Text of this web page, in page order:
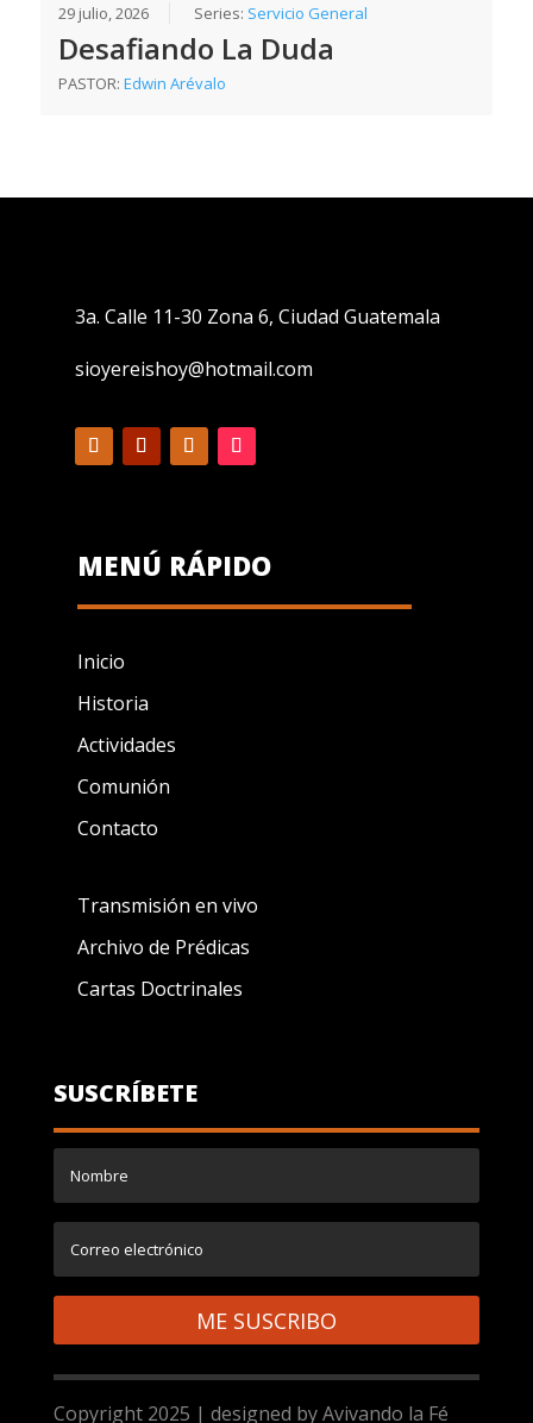
29 julio, 2026 Series: Servicio General
Desafiando La Duda
PASTOR:Edwin Arévalo
3a. Calle 11-30 Zona 6, Ciudad Guatemala
sioyereishoy@hotmail.com
MENÚ RÁPIDO
Inicio
Historia
Actividades
Comunión
Contacto
Transmisión en vivo
Archivo de Prédicas
Cartas Doctrinales
SUSCRÍBETE
ME SUSCRIBO
Copyright 2025 | designed by Avivando la Fé